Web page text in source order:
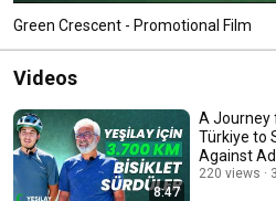
Green Crescent - Promotional Film
Videos
8:47
A Journey
Türkiye to
Against
Ensar
220 views